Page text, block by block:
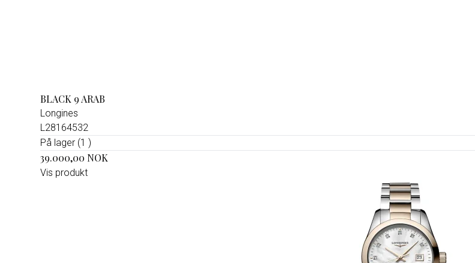
BLACK 9 ARAB
Longines
L28164532
På lager (1 )
39.000,00 NOK
Vis produkt